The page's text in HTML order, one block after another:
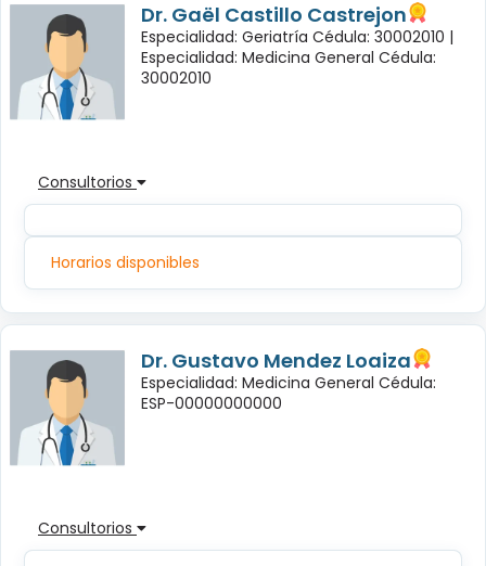
Dr. Gaël Castillo Castrejon
Especialidad: Geriatría Cédula: 30002010 |
Especialidad: Medicina General Cédula:
30002010
Consultorios
Horarios disponibles
Dr. Gustavo Mendez Loaiza
Especialidad: Medicina General Cédula:
ESP-00000000000
Consultorios